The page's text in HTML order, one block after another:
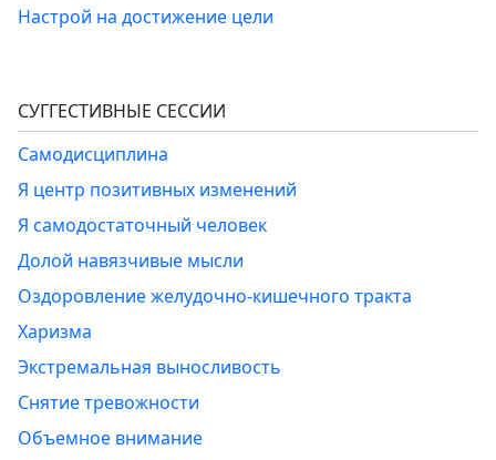
Настрой на достижение цели
СУГГЕСТИВНЫЕ СЕССИИ
Самодисциплина
Я центр позитивных изменений
Я самодостаточный человек
Долой навязчивые мысли
Оздоровление желудочно-кишечного тракта
Харизма
Экстремальная выносливость
Снятие тревожности
Объемное внимание